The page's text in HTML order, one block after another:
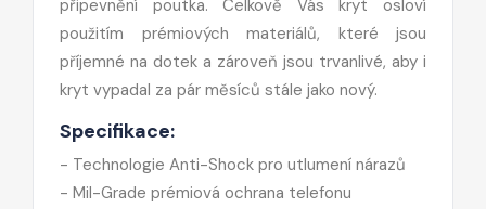
připevnění poutka. Celkově Vás kryt osloví
použitím prémiových materiálů, které jsou
příjemné na dotek a zároveň jsou trvanlivé, aby i
kryt vypadal za pár měsíců stále jako nový.
Specifikace:
- Technologie Anti-Shock pro utlumení nárazů
- Mil-Grade prémiová ochrana telefonu